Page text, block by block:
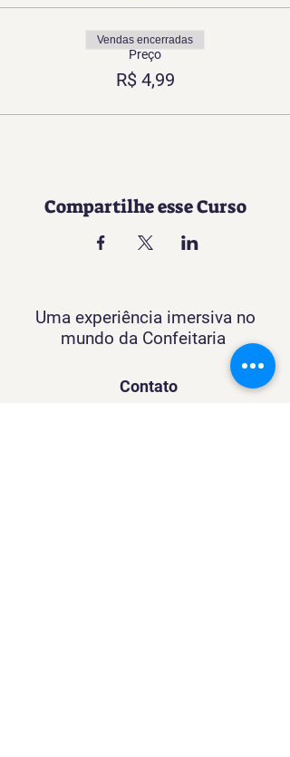
Preço
R$ 4,99
Vendas encerradas
Compartilhe esse Curso
Uma experiência imersiva no
mundo da Confeitaria
Contato